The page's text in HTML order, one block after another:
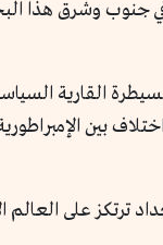
وشرق هذا
القارية
بين
ترتكز على